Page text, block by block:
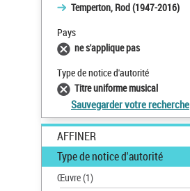
Temperton, Rod (1947-2016)
Pays
ne s'applique pas
Type de notice d'autorité
Titre uniforme musical
Sauvegarder votre recherche
AFFINER
Type de notice d'autorité
Œuvre(1)